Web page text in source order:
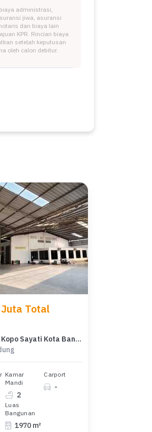
administrasi,
jiwa, asuransi
dan biaya lain
KPR. Rincian biaya
setelah keputusan
oleh calon debitur.
Total
Gudang Di Kopo Sayati Kota Bandung
Kamar
Mandi
2
Carport
-
Luas
Bangunan
1970 m²